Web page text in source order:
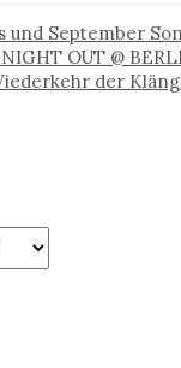
und September
OUT @
der